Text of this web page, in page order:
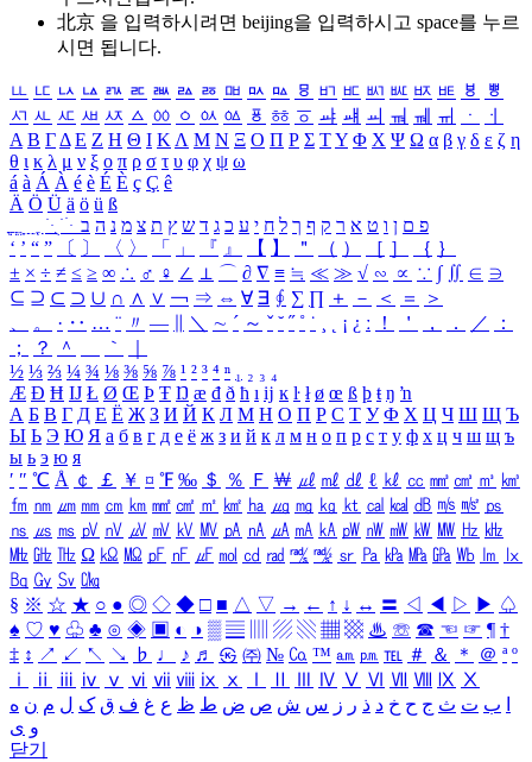
北京 을 입력하시려면 beijing을 입력하시고 space를 누르
시면 됩니다.
ㅥ ㅦ ㅧ ㅨ ㅩ ㅪ ㅫ ㅬ ㅭ ㅮ ㅯ ㅰ ㅱ ㅲ ㅳ ㅴ ㅵ ㅶ ㅷ ㅸ
ㅹ
ㅺ ㅻ ㅼ ㅽ ㅾ ㅿ ㆀ ㆁ ㆂ ㆃ ㆄ ㆅ ㆆ ㆇ ㆈ ㆉ ㆊ ㆋ ㆌ ㆍ
ㆎ
Α Β ΓΔ Ε Ζ Η Θ Ι ΚΛ Μ Ν Ξ Ο Π Ρ Σ ΤΥ Φ Χ Ψ Ω α β γ δ ε ζ η
θ ι κ λ μ ν ξ ο π ρ σ τ υ φ χ ψ ω
á à Á À é è É È ç Ç ê
Ä Ö Ü ä ö ü ß
ִֶֹ ֻּ ׁׂ פ ם ן ו ט א ר ק ף ך ל ח י ע כ ג ד ש ץ ת צ מ נ ה ב
‘ ’ “ ” 〔 〕 〈 〉 「 」 『 』 【 】 ＂ （ ） ［ ］ ｛ ｝
± × ÷ ≠ ≤ ≥ ∞ ∴ ♂ ♀ ∠ ⊥ ⌒ ∂ ∇ ≡ ≒ ≪ ≫ √ ∽ ∝ ∵ ∫ ∬ ∈ ∋
⊆ ⊇ ⊂ ⊃ ∪ ∩ ∧ ∨ ￢ ⇒ ⇔ ∀ ∃ ∮ ∑ ∏ ＋ － ＜ ＝
＞
、
。 · ‥ … ¨ 〃 ― ＼ ∼ ´ ～ ˇ ˘ ˝ ˚ ˙ ¸ ¡ ¿ ː ！ ＇ ， ． ／
：
；
？ ＾ ｀
½ ⅓ ⅔ ¼ ¾ ⅛ ⅜ ⅝ ⅞ ¹ ² ³ ⁴ ⁿ ₁ ₂ ₃ ₄
Æ Ð Ħ Ĳ Ł Ø Œ Þ Ŧ Ŋ æ đ ð ħ ı ĳ ĸ ŀ ł ø œ ß þ ŧ ŋ ŉ
А Б В Г Д Е Ё Ж З И Й К Л М Н О П Р С Т У Ф Х Ц Ч Ш Щ Ъ
Ы Ь Э Ю Я а б в г д е ё ж з и й к л м н о п р с т у ф х ц ч ш щ ъ
ы ь э ю я
′ ″ ℃ Å ￠ ￡ ￥ ¤ ℉ ‰ ＄ ％ Ｆ ￦ ㎕ ㎖ ㎗ ℓ ㎘ ㏄ ㎣ ㎤ ㎥ ㎦
㎙ ㎚ ㎛ ㎜ ㎝ ㎞ ㎟ ㎠ ㎡ ㎢ ㏊ ㎍ ㎎ ㎏ ㏏ ㎈ ㎉ ㏈ ㎧ ㎨ ㎰
㎱ ㎲ ㎳ ㎴ ㎵ ㎶ ㎷ ㎸ ㎹ ㎀ ㎁ ㎂ ㎃ ㎄ ㎺ ㎻ ㎽ ㎾ ㎿ ㎐ ㎑
㎒ ㎓ ㎔ Ω ㏀ ㏁ ㎊ ㎋ ㎌ ㏖ ㏅ ㎭ ㎮ ㎯ ㏛ ㎩ ㎪ ㎫ ㎬ ㏝ ㏐
㏓
㏃ ㏉ ㏜ ㏆
§ ※ ☆ ★ ○ ● ◎ ◇ ◆ □ ■ △ ▽ → ← ↑ ↓ ↔ 〓 ◁ ◀ ▷ ▶ ♤
♠ ♡ ♥ ♧ ♣ ⊙ ◈ ▣ ◐ ◑ ▒ ▤ ▨ ▧ ▦ ▩ ♨ ☏ ☎ ☜ ☞ ¶ †
‡ ↕ ↗ ↙ ↖ ↘ ♭ ♩ ♪ ♬ ㉿ ㈜ № ㏇ ™ ㏂ ㏘ ℡ ＃ ＆ ＊ ＠ ª º
ⅰ
ⅱ ⅲ ⅳ ⅴ ⅵ ⅶ ⅷ ⅸ ⅹ Ⅳ Ⅴ Ⅵ Ⅶ Ⅷ Ⅸ Ⅹ
ب ت ث ج ح خ د ذ ر ز س ش ص ض ط ظ ع غ ف ق ک ل م ن ه
و ی
닫기